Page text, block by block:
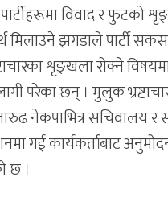
विवाद र फुटको
मिलाउने झगडाले पार्टी
शृङ्खला रोक्ने
परेका छन् । मुलुक
नेकपाभित्र सचिवालय र
गई कार्यकर्ताबाट
छ ।